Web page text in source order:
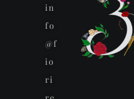
in
fo
@f
io
ri